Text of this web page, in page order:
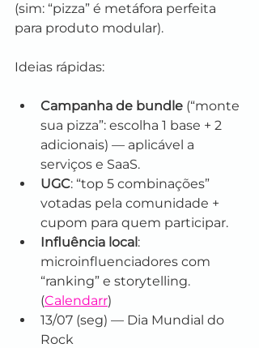
(sim: “pizza” é metáfora perfeita
para produto modular).
Ideias rápidas:
Campanha de bundle (“monte
sua pizza”: escolha 1 base + 2
adicionais) — aplicável a
serviços e SaaS.
UGC: “top 5 combinações”
votadas pela comunidade +
cupom para quem participar.
Influência local:
microinfluenciadores com
“ranking” e storytelling.
(Calendarr)
13/07 (seg) — Dia Mundial do
Rock